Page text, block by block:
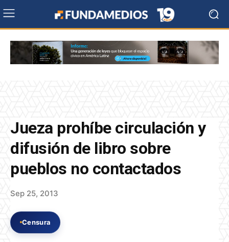
Jueza prohíbe circulación y
difusión de libro sobre
pueblos no contactados
Sep 25, 2013
Censura